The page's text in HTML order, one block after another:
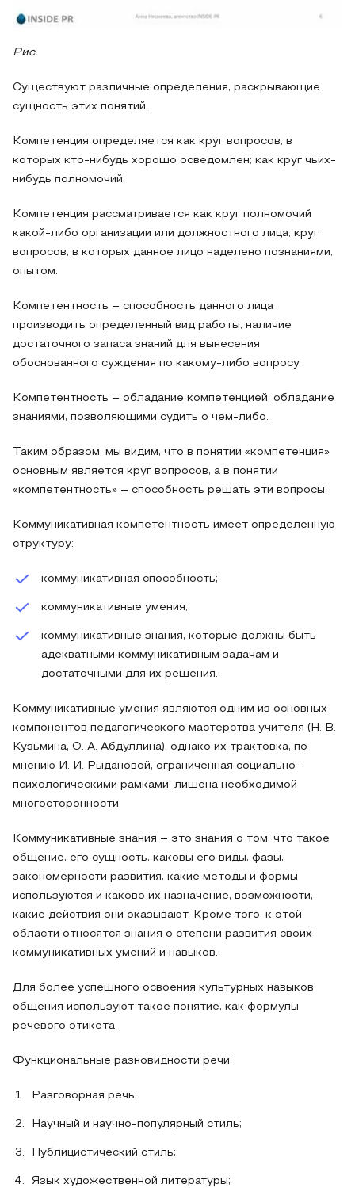
Рис.
Существуют различные определения, раскрывающие
сущность этих понятий.
Компетенция определяется как круг вопросов, в
которых кто-нибудь хорошо осведомлен; как круг чьих-
нибудь полномочий.
Компетенция рассматривается как круг полномочий
какой-либо организации или должностного лица; круг
вопросов, в которых данное лицо наделено познаниями,
опытом.
Компетентность – способность данного лица
производить определенный вид работы, наличие
достаточного запаса знаний для вынесения
обоснованного суждения по какому-либо вопросу.
Компетентность – обладание компетенцией; обладание
знаниями, позволяющими судить о чем-либо.
Таким образом, мы видим, что в понятии «компетенция»
основным является круг вопросов, а в понятии
«компетентность» – способность решать эти вопросы.
Коммуникативная компетентность имеет определенную
структуру:
коммуникативная способность;
коммуникативные умения;
коммуникативные знания, которые должны быть
адекватными коммуникативным задачам и
достаточными для их решения.
Коммуникативные умения являются одним из основных
компонентов педагогического мастерства учителя (Н. В.
Кузьмина, О. А. Абдуллина), однако их трактовка, по
мнению И. И. Рыдановой, ограниченная социально-
психологическими рамками, лишена необходимой
многосторонности.
Коммуникативные знания – это знания о том, что такое
общение, его сущность, каковы его виды, фазы,
закономерности развития, какие методы и формы
используются и каково их назначение, возможности,
какие действия они оказывают. Кроме того, к этой
области относятся знания о степени развития своих
коммуникативных умений и навыков.
Для более успешного освоения культурных навыков
общения используют такое понятие, как формулы
речевого этикета.
Функциональные разновидности речи:
Разговорная речь;
Научный и научно-популярный стиль;
Публицистический стиль;
Язык художественной литературы;